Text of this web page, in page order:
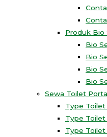
Produk Bio
Bio
Bio
Bio
Bio
Sewa Toilet
Type
Type
Type